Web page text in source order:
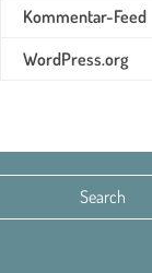
Kommentar-Feed
WordPress.org